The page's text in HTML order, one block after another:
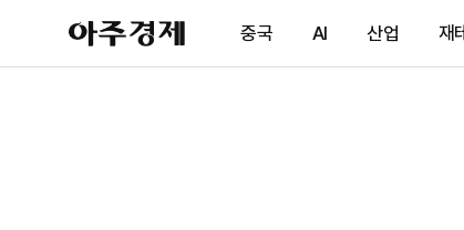
아
주
제
중국 AI 산업 재